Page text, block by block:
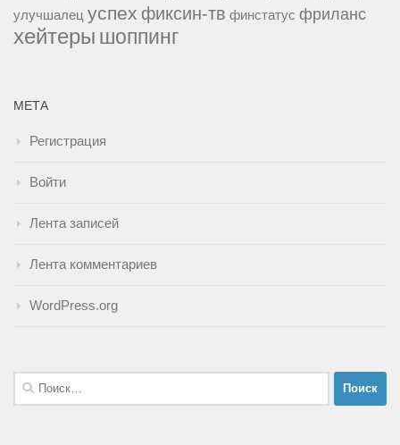
улучшалец успех фиксин-тв финстатус фриланс
хейтеры шоппинг
МЕТА
Регистрация
Войти
Лента записей
Лента комментариев
WordPress.org
Найти: